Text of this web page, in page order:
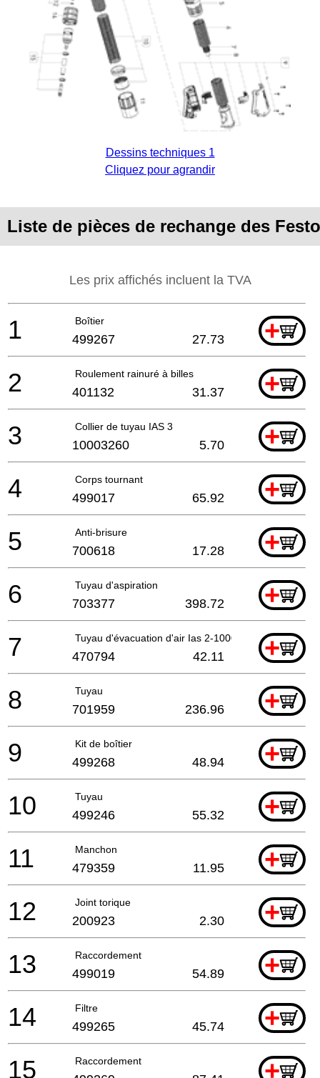
Dessins techniques 1
Cliquez pour agrandir
Liste de pièces de rechange des
Les prix affichés incluent la TVA
Boîtier +
1 499267 27.73
Roulement rainuré à billes +
2 401132 31.37
Collier de tuyau IAS 3 +
3 10003260 5.70
Corps tournant +
4 499017 65.92
Anti-brisure +
5 700618 17.28
Tuyau d'aspiration +
6 703377 398.72
Tuyau d'évacuation d'air Ias 2-10000 As +
7 470794 42.11
Tuyau +
8 701959 236.96
Kit de boîtier +
9 499268 48.94
Tuyau +
10 499246 55.32
Manchon +
11 479359 11.95
Joint torique +
12 200923 2.30
Raccordement +
13 499019 54.89
Filtre +
14 499265 45.74
Raccordement +
15